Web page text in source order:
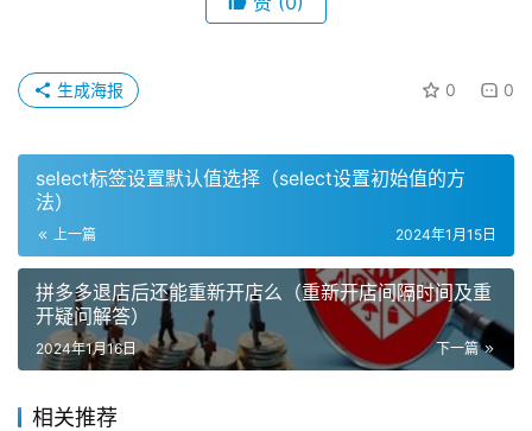
0 0
生成海报
select标签设置默认值选择（select设置初始值的方
法）
上一篇 2024年1月15日
拼多多退店后还能重新开店么（重新开店间隔时间及重
开疑问解答）
下一篇
2024年1月16日
相关推荐